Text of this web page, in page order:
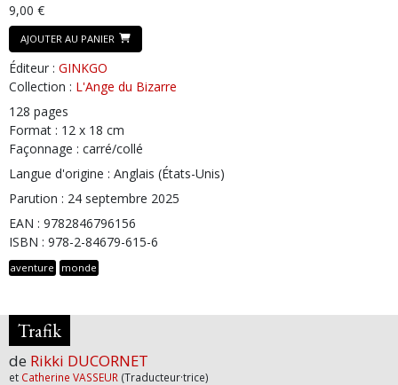
9,00 €
AJOUTER AU PANIER
Éditeur : GINKGO
Collection : L'Ange du Bizarre
128 pages
Format : 12 x 18 cm
Façonnage : carré/collé
Langue d'origine : Anglais (États-Unis)
Parution : 24 septembre 2025
EAN : 9782846796156
ISBN : 978-2-84679-615-6
aventure monde
Trafik
de Rikki DUCORNET
et Catherine VASSEUR (Traducteur·trice)